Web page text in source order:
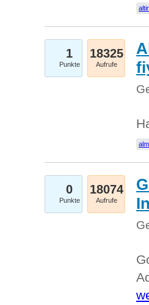
1
Punkte
18325
Aufrufe
0
Punkte
18074
Aufrufe